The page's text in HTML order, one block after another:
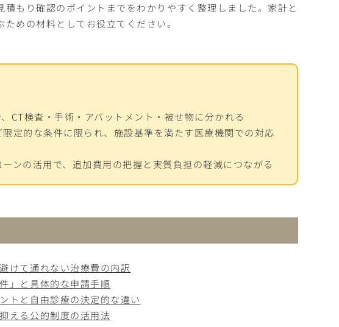
もり確認のポイントまでをわかりやすく整理しました。家計と
めの材料としてお役立てください。
CT検査・手術・アバットメント・被せ物に分かれる
定的な条件に限られ、施設基準を満たす医療機関での対応
ンの活用で、追加費用の把握と実質負担の軽減につながる
けて通れない治療費の内訳
」と具体的な申請手順
トと自由診療の決定的な違い
える公的制度の活用法